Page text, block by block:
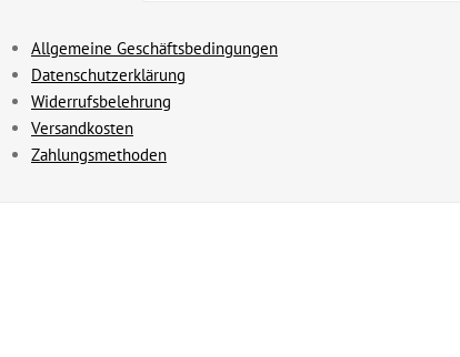
Allgemeine Geschäftsbedingungen
Datenschutzerklärung
Widerrufsbelehrung
Versandkosten
Zahlungsmethoden